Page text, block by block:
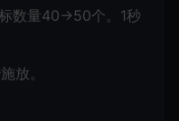
数量40→50个。1秒
放。